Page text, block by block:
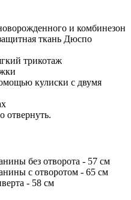
и комбинезон
ткань Дюспо
трикотаж
кулиски с двумя
отвернуть.
без отворота - 57 см
с отворотом - 65 см
- 58 см